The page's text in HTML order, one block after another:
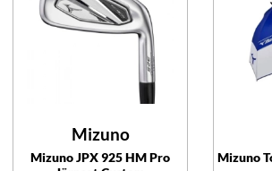
Mizuno
Mizuno JPX 925 HM Pro
Mizuno